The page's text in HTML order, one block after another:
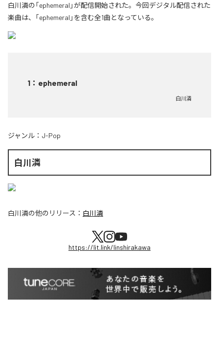
白川潾の「ephemeral」が配信開始された。今回デジタル配信された
楽曲は、「ephemeral」を含む全1曲となっている。
1 ： ephemeral
白川潾
ジャンル： J-Pop
白川潾
白川潾の他のリリース： 白川潾
https://lit.link/linshirakawa